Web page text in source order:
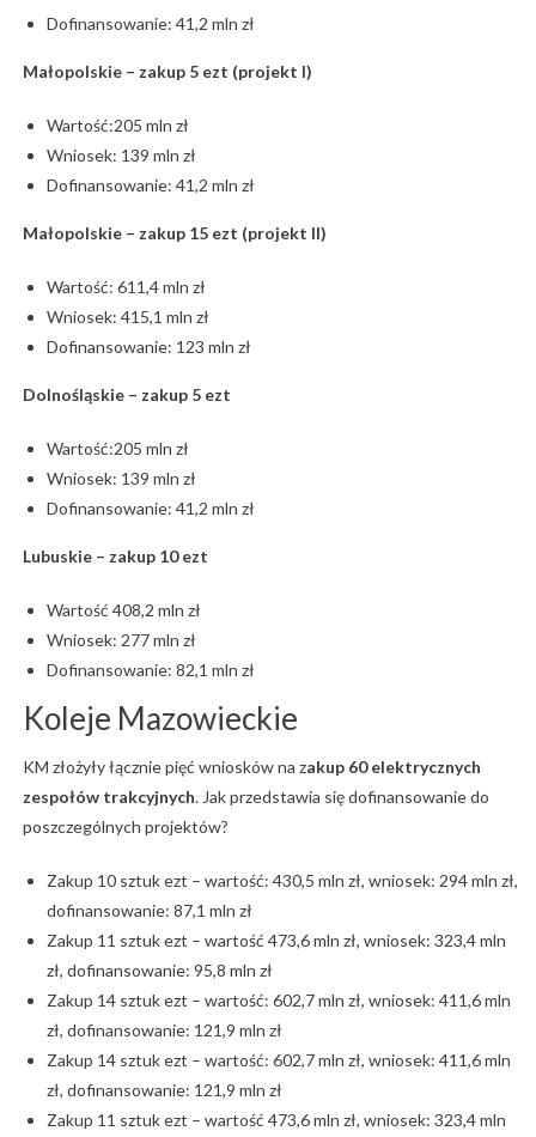
Dofinansowanie: 41,2 mln zł
Małopolskie – zakup 5 ezt (projekt I)
Wartość:205 mln zł
Wniosek: 139 mln zł
Dofinansowanie: 41,2 mln zł
Małopolskie – zakup 15 ezt (projekt II)
Wartość: 611,4 mln zł
Wniosek: 415,1 mln zł
Dofinansowanie: 123 mln zł
Dolnośląskie – zakup 5 ezt
Wartość:205 mln zł
Wniosek: 139 mln zł
Dofinansowanie: 41,2 mln zł
Lubuskie – zakup 10 ezt
Wartość 408,2 mln zł
Wniosek: 277 mln zł
Dofinansowanie: 82,1 mln zł
Koleje Mazowieckie
KM złożyły łącznie pięć wniosków na zakup 60 elektrycznych
zespołów trakcyjnych. Jak przedstawia się dofinansowanie do
poszczególnych projektów?
Zakup 10 sztuk ezt – wartość: 430,5 mln zł, wniosek: 294 mln zł,
dofinansowanie: 87,1 mln zł
Zakup 11 sztuk ezt – wartość 473,6 mln zł, wniosek: 323,4 mln
zł, dofinansowanie: 95,8 mln zł
Zakup 14 sztuk ezt – wartość: 602,7 mln zł, wniosek: 411,6 mln
zł, dofinansowanie: 121,9 mln zł
Zakup 14 sztuk ezt – wartość: 602,7 mln zł, wniosek: 411,6 mln
zł, dofinansowanie: 121,9 mln zł
Zakup 11 sztuk ezt – wartość 473,6 mln zł, wniosek: 323,4 mln